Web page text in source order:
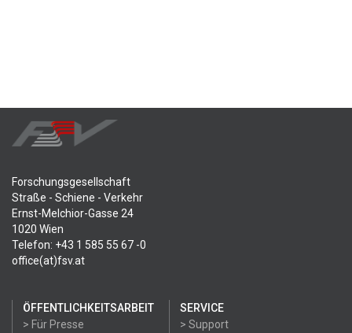
Forschungsgesellschaft
Straße - Schiene - Verkehr
Ernst-Melchior-Gasse 24
1020 Wien
Telefon: +43 1 585 55 67 -0
office(at)fsv.at
ÖFFENTLICHKEITSARBEIT
> Für Presse
SERVICE
> Support